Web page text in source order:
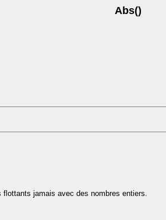
Abs()
jamais avec des nombres entiers.